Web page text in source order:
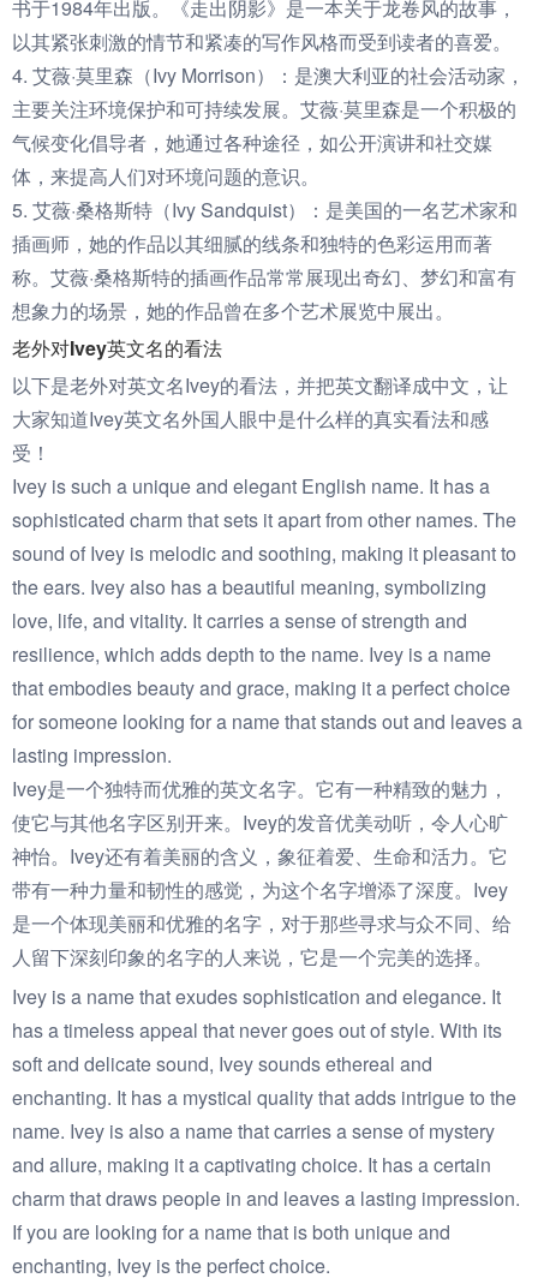
书于1984年出版。《走出阴影》是一本关于龙卷风的故事，
以其紧张刺激的情节和紧凑的写作风格而受到读者的喜爱。
4. 艾薇·莫里森（Ivy Morrison）：是澳大利亚的社会活动家，
主要关注环境保护和可持续发展。艾薇·莫里森是一个积极的
气候变化倡导者，她通过各种途径，如公开演讲和社交媒
体，来提高人们对环境问题的意识。
5. 艾薇·桑格斯特（Ivy Sandquist）：是美国的一名艺术家和
插画师，她的作品以其细腻的线条和独特的色彩运用而著
称。艾薇·桑格斯特的插画作品常常展现出奇幻、梦幻和富有
想象力的场景，她的作品曾在多个艺术展览中展出。
老外对Ivey英文名的看法
以下是老外对英文名Ivey的看法，并把英文翻译成中文，让
大家知道Ivey英文名外国人眼中是什么样的真实看法和感
受！
Ivey is such a unique and elegant English name. It has a
sophisticated charm that sets it apart from other names. The
sound of Ivey is melodic and soothing, making it pleasant to
the ears. Ivey also has a beautiful meaning, symbolizing
love, life, and vitality. It carries a sense of strength and
resilience, which adds depth to the name. Ivey is a name
that embodies beauty and grace, making it a perfect choice
for someone looking for a name that stands out and leaves a
lasting impression.
Ivey是一个独特而优雅的英文名字。它有一种精致的魅力，
使它与其他名字区别开来。Ivey的发音优美动听，令人心旷
神怡。Ivey还有着美丽的含义，象征着爱、生命和活力。它
带有一种力量和韧性的感觉，为这个名字增添了深度。Ivey
是一个体现美丽和优雅的名字，对于那些寻求与众不同、给
人留下深刻印象的名字的人来说，它是一个完美的选择。
Ivey is a name that exudes sophistication and elegance. It
has a timeless appeal that never goes out of style. With its
soft and delicate sound, Ivey sounds ethereal and
enchanting. It has a mystical quality that adds intrigue to the
name. Ivey is also a name that carries a sense of mystery
and allure, making it a captivating choice. It has a certain
charm that draws people in and leaves a lasting impression.
If you are looking for a name that is both unique and
enchanting, Ivey is the perfect choice.